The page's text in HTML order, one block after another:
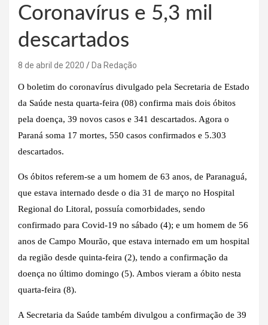
Coronavírus e 5,3 mil
descartados
8 de abril de 2020 Da Redação
O boletim do coronavírus divulgado pela Secretaria de Estado
da Saúde nesta quarta-feira (08) confirma mais dois óbitos
pela doença, 39 novos casos e 341 descartados. Agora o
Paraná soma 17 mortes, 550 casos confirmados e 5.303
descartados.
Os óbitos referem-se a um homem de 63 anos, de Paranaguá,
que estava internado desde o dia 31 de março no Hospital
Regional do Litoral, possuía comorbidades, sendo
confirmado para Covid-19 no sábado (4); e um homem de 56
anos de Campo Mourão, que estava internado em um hospital
da região desde quinta-feira (2), tendo a confirmação da
doença no último domingo (5). Ambos vieram a óbito nesta
quarta-feira (8).
A Secretaria da Saúde também divulgou a confirmação de 39